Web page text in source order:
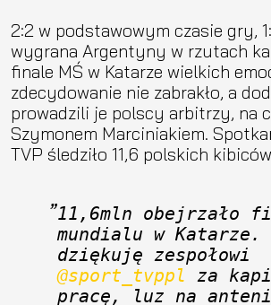
2:2 w podstawowym czasie gry,
wygrana Argentyny w rzutach
finale MŚ w Katarze wielkich
zdecydowanie nie zabrakło, a
prowadzili je polscy arbitrzy, na
Szymonem Marciniakiem.
TVP śledziło 11,6 polskich
11,6mln obejrzało
mundialu w Katarze.
@sport_tvppl za
pracę, luz na